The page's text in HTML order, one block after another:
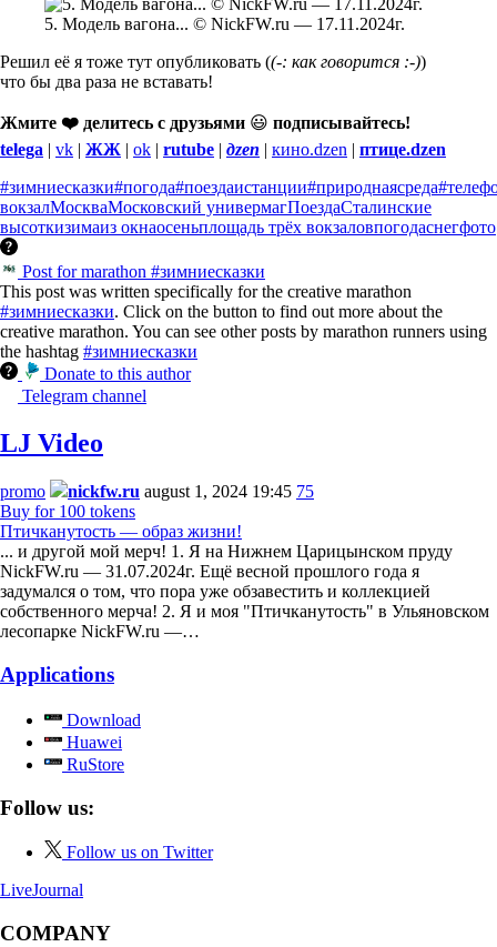
5. Модель вагона... © NickFW.ru — 17.11.2024г.
Решил её я тоже тут опубликовать ((-: как говорится :-))
что бы два раза не вставать!
Жмите ❤️ делитесь с друзьями 😃 подписывайтесь!
telega | vk | ЖЖ | ok | rutube | дzen | кино.dzen | птице.dzen
#зимниесказки#погода#поездаистанции#природнаясреда
вокзалМоскваМосковский универмагПоездаСталинские
высоткизимаиз окнаосеньплощадь трёх вокзаловпогодаснегфото
Post for marathon #зимниесказки
This post was written specifically for the creative marathon
#зимниесказки. Click on the button to find out more about the
creative marathon. You can see other posts by marathon runners using
the hashtag #зимниесказки
Donate to this author
Telegram channel
LJ Video
promo nickfw.ru august 1, 2024 19:45 75
Buy for 100 tokens
Птичканутость — образ жизни!
... и другой мой мерч! 1. Я на Нижнем Царицынском пруду
NickFW.ru — 31.07.2024г. Ещё весной прошлого года я
задумался о том, что пора уже обзавестить и коллекцией
собственного мерча! 2. Я и моя "Птичканутость" в Ульяновском
лесопарке NickFW.ru —…
Applications
Download
Huawei
RuStore
Follow us:
Follow us on Twitter
LiveJournal
COMPANY